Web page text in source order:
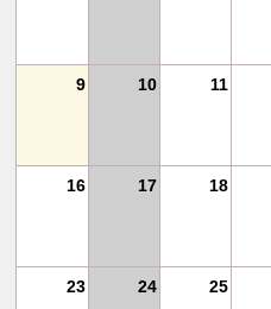
9 10 11
16 17 18
23 24 25